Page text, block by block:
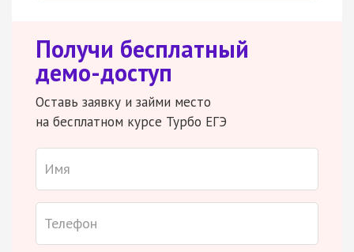
Получи бесплатный
демо-доступ
Оставь заявку и займи место
на бесплатном курсе Турбо ЕГЭ